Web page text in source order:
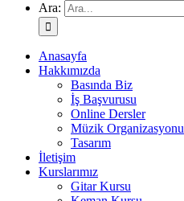
Ara:
Anasayfa
Hakkımızda
Basında Biz
İş Başvurusu
Online Dersler
Müzik Organizasyonu
Tasarım
İletişim
Kurslarımız
Gitar Kursu